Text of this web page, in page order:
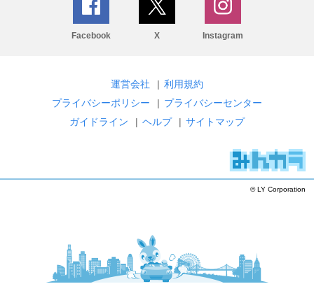
Facebook X Instagram
運営会社 | 利用規約
プライバシーポリシー
| プライバシーセンター
ガイドライン
| ヘルプ | サイトマップ
© LY Corporation